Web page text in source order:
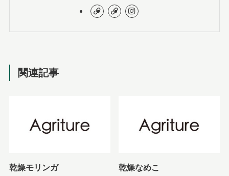
関連記事
乾燥モリンガ 乾燥なめこ